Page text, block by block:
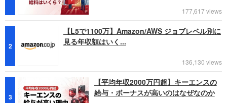
177,617 views
2
【L5で1100万】Amazon/AWS ジョブレベル別に
見る年収額はいく...
136,130 views
3
【平均年収2000万円超】キーエンスの
給与・ボーナスが高いのはなぜなのか